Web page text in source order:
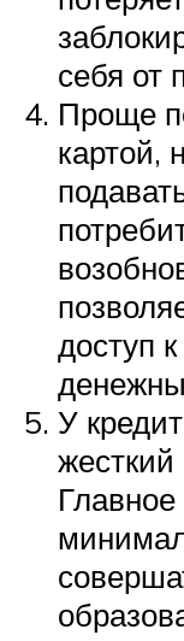
себя от
Проще
картой,
доступ
У
Главное